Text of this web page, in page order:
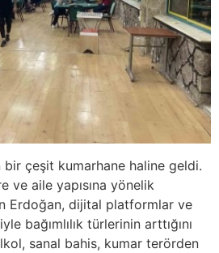
çeşit kumarhane haline geldi.
ve aile yapısına yönelik
Erdoğan, dijital platformlar ve
bağımlılık türlerinin arttığını
sanal bahis, kumar terörden